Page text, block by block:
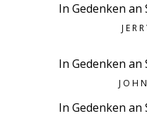
In Gedenken an
In Gedenken an
In Gedenken an